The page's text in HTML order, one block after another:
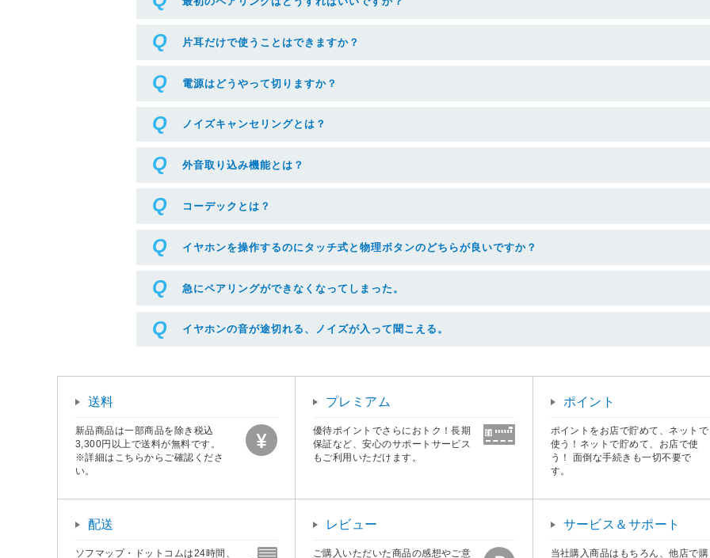
片耳だけで使うことはできますか？
電源はどうやって切りますか？
ノイズキャンセリングとは？
外音取り込み機能とは？
コーデックとは？
イヤホンを操作するのにタッチ式と物理ボタンのどちらが良いですか？
急にペアリングができなくなってしまった。
イヤホンの音が途切れる、ノイズが入って聞こえる。
送料
新品商品は一部商品を除き税込
3,300円以上で送料が無料です。
※詳細はこちらからご確認くださ
い。
プレミアム
優待ポイントでさらにおトク！長期
保証など、安心のサポートサービス
もご利用いただけます。
ポイント
ポイントをお店で貯めて、ネットで
使う！ネットで貯めて、お店で使
う！ 面倒な手続きも一切不要で
す。
配送
ソフマップ・ドットコムは24時間、
レビュー
ご購入いただいた商品の感想やご意
サービス＆サポート
当社購入商品はもちろん、他店で購